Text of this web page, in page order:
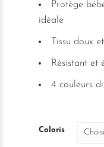
Protège
idéale
Tissu doux
Résistant et
4 couleurs
Coloris